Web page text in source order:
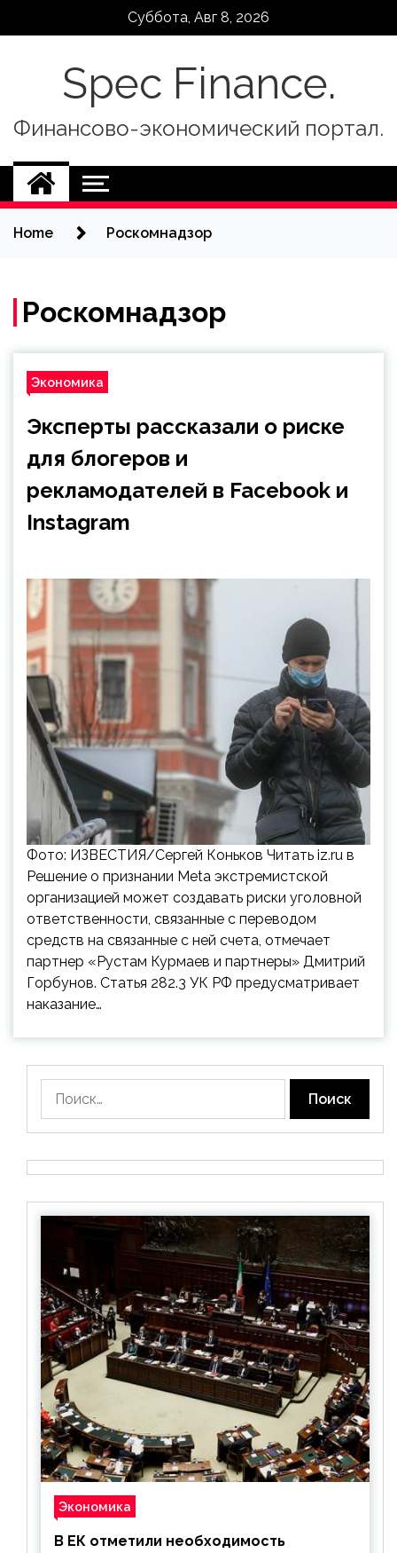
Суббота, Авг 8, 2026
Spec Finance.
Финансово-экономический портал.
Home Роскомнадзор
Роскомнадзор
Экономика
Эксперты рассказали о риске
для блогеров и
рекламодателей в Facebook и
Instagram
Фото: ИЗВЕСТИЯ/Сергей Коньков Читать iz.ru в
Решение о признании Meta экстремистской
организацией может создавать риски уголовной
ответственности, связанные с переводом
средств на связанные с ней счета, отмечает
партнер «Рустам Курмаев и партнеры» Дмитрий
Горбунов. Статья 282.3 УК РФ предусматривает
наказание…
Экономика
В ЕК отметили необходимость